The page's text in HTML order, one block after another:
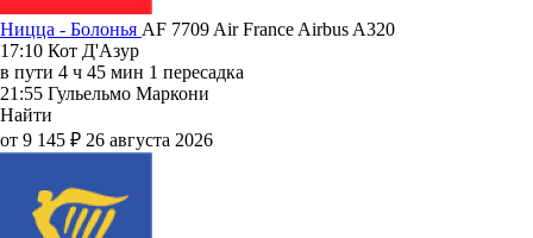
Ницца - Болонья AF 7709 Air France Airbus A320
17:10 Кот Д'Азур
в пути 4 ч 45 мин 1 пересадка
21:55 Гульельмо Маркони
Найти
от 9 145 ₽ 26 августа 2026